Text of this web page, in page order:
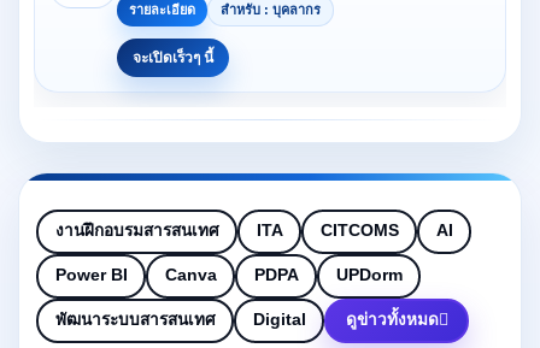
รายละเอียด สำหรับ : บุคลากร
จะเปิดเร็วๆ นี้
งานฝึกอบรมสารสนเทศ ITA CITCOMS AI
Power BI Canva PDPA UPDorm
พัฒนาระบบสารสนเทศ Digital ดูข่าวทั้งหมด